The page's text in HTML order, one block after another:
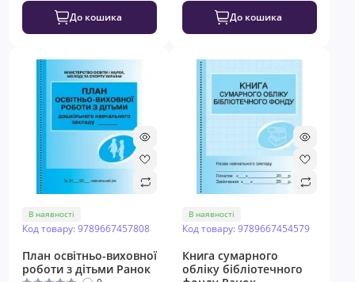
До кошика До кошика
В наявності
Код товару: 9789667457808
План освітньо-виховної
роботи з дітьми Ранок
В наявності
Код товару: 9789667454579
Книга сумарного
обліку бібліотечного